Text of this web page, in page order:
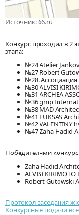
Источник:66.ru
Конкурс проходил в 2
этапа:
№24 Atelier
№27 Robert
№28. Ассоциация
№30 ALVISI
№31 ARCHEA
№36 gmp
№38 MAD
№41 FUKSAS
№42 VALENTINY
№47 Zaha Hadid
Победителями
Zaha Hadid
ALVISI KIRIMOTO
Robert Gutowski
Протокол заседания
Конкурсные подачи